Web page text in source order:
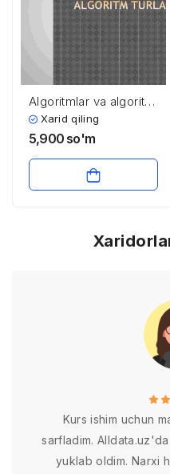
Algoritmlar va algoritm
turlari
Xarid qiling
5,900 so'm
Kurs ishim uchun
sarfladim.
yuklab oldim. Narxi